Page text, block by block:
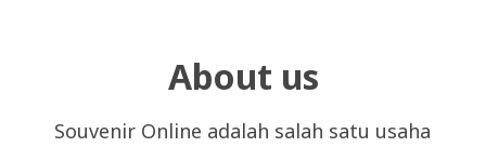
About us
Souvenir Online adalah salah satu usaha